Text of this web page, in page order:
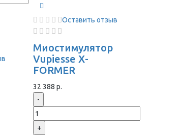
Оставить отзыв
Миостимулятор
Vupiesse X-
FORMER
32 388 р.
-
+